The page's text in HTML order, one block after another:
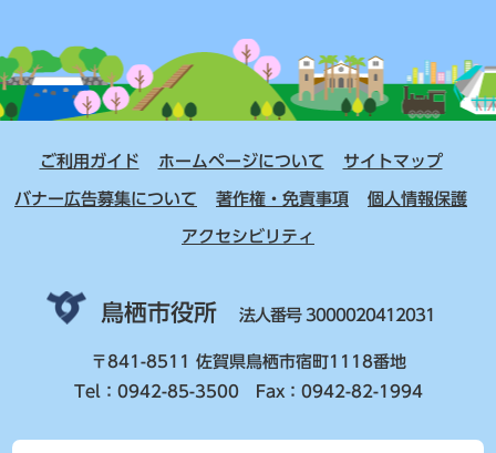
ご利用ガイド ホームページについて サイトマップ
バナー広告募集について 著作権・免責事項 個人情報保護
アクセシビリティ
鳥栖市役所 法人番号 3000020412031
〒841-8511 佐賀県鳥栖市宿町1118番地
Tel：0942-85-3500 Fax：0942-82-1994